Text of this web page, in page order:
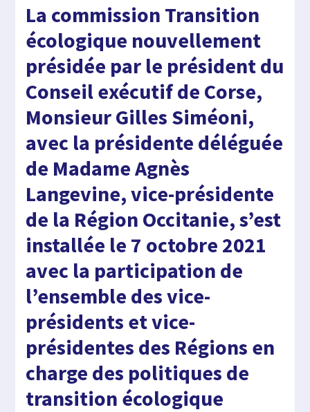
La commission Transition
écologique nouvellement
présidée par le président du
Conseil exécutif de Corse,
Monsieur Gilles Siméoni,
avec la présidente déléguée
de Madame Agnès
Langevine, vice-présidente
de la Région Occitanie, s’est
installée le 7 octobre 2021
avec la participation de
l’ensemble des vice-
présidents et vice-
présidentes des Régions en
charge des politiques de
transition écologique